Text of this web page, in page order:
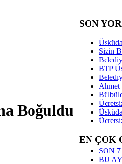
Boğuldu
SON
Sizin
BTP
Ahmet
EN ÇOK
SON
BU AY